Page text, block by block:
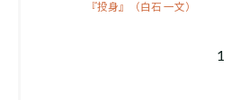
『投身』（白石 一文）
1